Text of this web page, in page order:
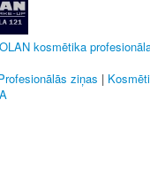
kosmētika
ziņas |